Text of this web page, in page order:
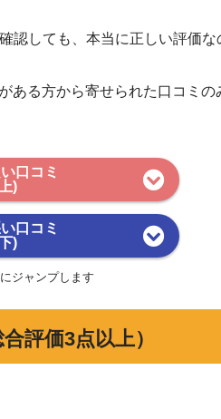
認しても、本当に正しい評価な
ある方から寄せられた口コミの
口コミ
)
口コミ
)
ジャンプします
評価3点以上）